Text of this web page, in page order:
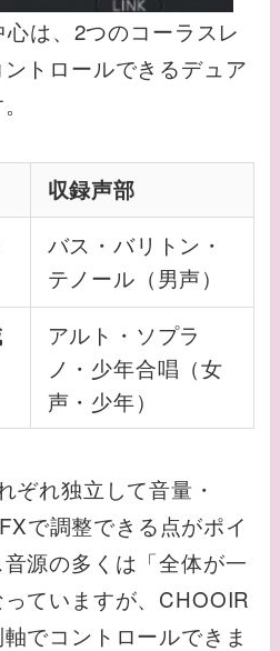
は、2つのコーラスレ
トロールできるデュア
収録声部
バス・バリトン・
テノール（男声）
アルト・ソプラ
ノ・少年合唱（女
声・少年）
ぞれ独立して音量・
で調整できる点がポイ
源の多くは「全体が一
ていますが、CHOOIR
でコントロールできま